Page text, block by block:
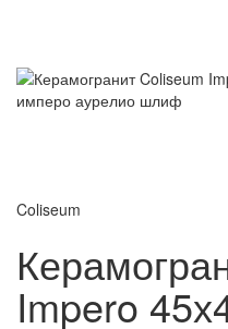
Coliseum
Impero